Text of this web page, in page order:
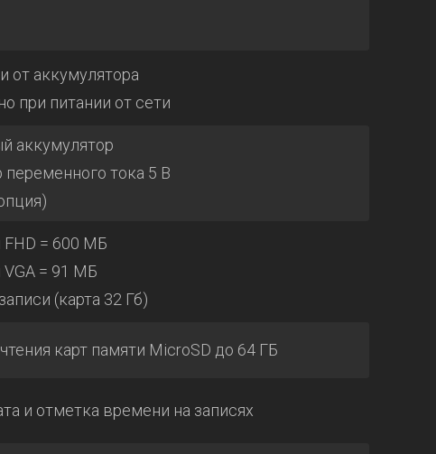
от аккумулятора
при питании от сети
аккумулятор
переменного тока 5 В
FHD = 600 МБ
VGA = 91 МБ
(карта 32 Гб)
карт памяти MicroSD до 64 ГБ
и отметка времени на записях